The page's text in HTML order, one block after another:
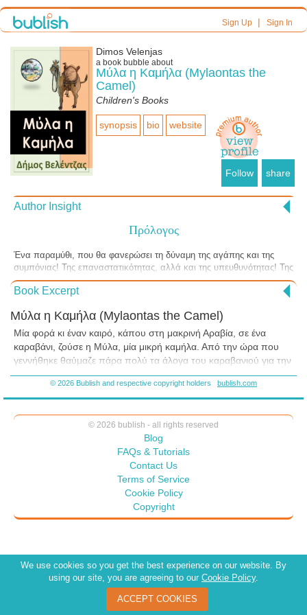
Sign Up| Sign In
Dimos Velenjas
a book bubble about
Μύλα η Καμήλα (Mylaontas the
Camel)
Children's Books
synopsis bio website
Follow share
Author Insight
Πρόλογος
Ένα παραμύθι, που θα φανερώσει τη δύναμη της αγάπης και της
συμπόνιας! Της επαναστατικότητας, αλλά και της υπευθυνότητας! Της
ελαφρότητας, αλλά και της νουθεσίας! Του σφάλματος, αλλά και της
επανόρθωσης!
Book Excerpt
Μύλα η Καμήλα (Mylaontas the Camel)
Mία φορά κι έναν καιρό, κάπου στη μακρινή Αραβία, σε ένα
καραβάνι, ζούσε η Μύλα, μία μικρή καμήλα. Από την ώρα που
γεννήθηκε θαύμαζε πάρα πολύ τα άλογα του καραβανιού για την
ομορφιά τους, την κορμοστασιά τους, τη ρώμη και την ευκινησία
σο περνούσαν τα χρόνια και η Μύλα μεγάλωνε, τόσο μεγάλωνε
και η απέχθειά της για το είδος της, αλλά και η λατρεία της για τα
πανέμορφα άλογα. Μέχρι που άρχισε να πιστεύει πως σίγουρα
αυτή δεν μπορεί να είναι καμήλα, τόσο άσχημη, δυσκίνητη και
αδύναμη. Πάντα γυρνούσε κοντά στα άλογα και μόνο με αυτά
έκανε παρέα. Τα άλογα, με τον καιρό, την είχαν συμπαθήσει
πολύ.
© 2026 Bublish and respective copyright holders bublish.com
© 2026 bublish - all rights reserved
Blog
FAQs & Tutorials
Contact Us
Terms of Service
Cookie Policy
Copyright
We use cookies so you get the best experience on our website. By
using our site, you are agreeing to our Cookie Policy.
ACCEPT COOKIES